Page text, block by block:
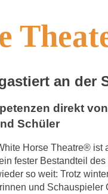
an der
direkt
Schüler
Horse Theatre® ist
fester Bestandteil
so weit: Trotz
und Schauspieler